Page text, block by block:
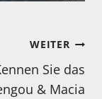
WEITER
Sie das
& Macia